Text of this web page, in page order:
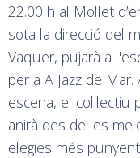
22.00 h al Mollet
sota la direcció del
Vaquer, pujarà a
per a A Jazz de
escena, el
anirà des de les
elegies més